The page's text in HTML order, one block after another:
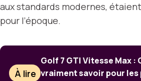
aux standards modernes,
pour l’époque.
À lire
Golf 7 GTI Vitesse Max :
vraiment savoir pour les